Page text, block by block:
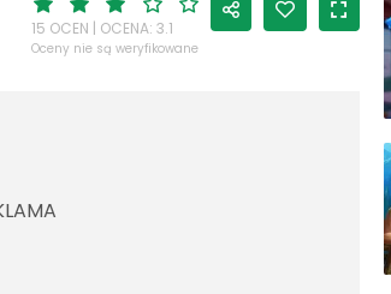
15 OCEN | OCENA: 3.1
Oceny nie są weryfikowane